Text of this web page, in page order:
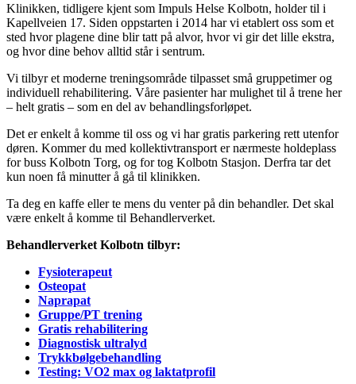
Klinikken, tidligere kjent som Impuls Helse Kolbotn, holder til i
Kapellveien 17. Siden oppstarten i 2014 har vi etablert oss som et
sted hvor plagene dine blir tatt på alvor, hvor vi gir det lille ekstra,
og hvor dine behov alltid står i sentrum.
Vi tilbyr et moderne treningsområde tilpasset små gruppetimer og
individuell rehabilitering. Våre pasienter har mulighet til å trene her
– helt gratis – som en del av behandlingsforløpet.
Det er enkelt å komme til oss og vi har gratis parkering rett utenfor
døren. Kommer du med kollektivtransport er nærmeste holdeplass
for buss Kolbotn Torg, og for tog Kolbotn Stasjon. Derfra tar det
kun noen få minutter å gå til klinikken.
Ta deg en kaffe eller te mens du venter på din behandler. Det skal
være enkelt å komme til Behandlerverket.
Behandlerverket Kolbotn tilbyr:
Fysioterapeut
Osteopat
Naprapat
Gruppe/PT trening
Gratis rehabilitering
Diagnostisk ultralyd
Trykkbølgebehandling
Testing: VO2 max og laktatprofil